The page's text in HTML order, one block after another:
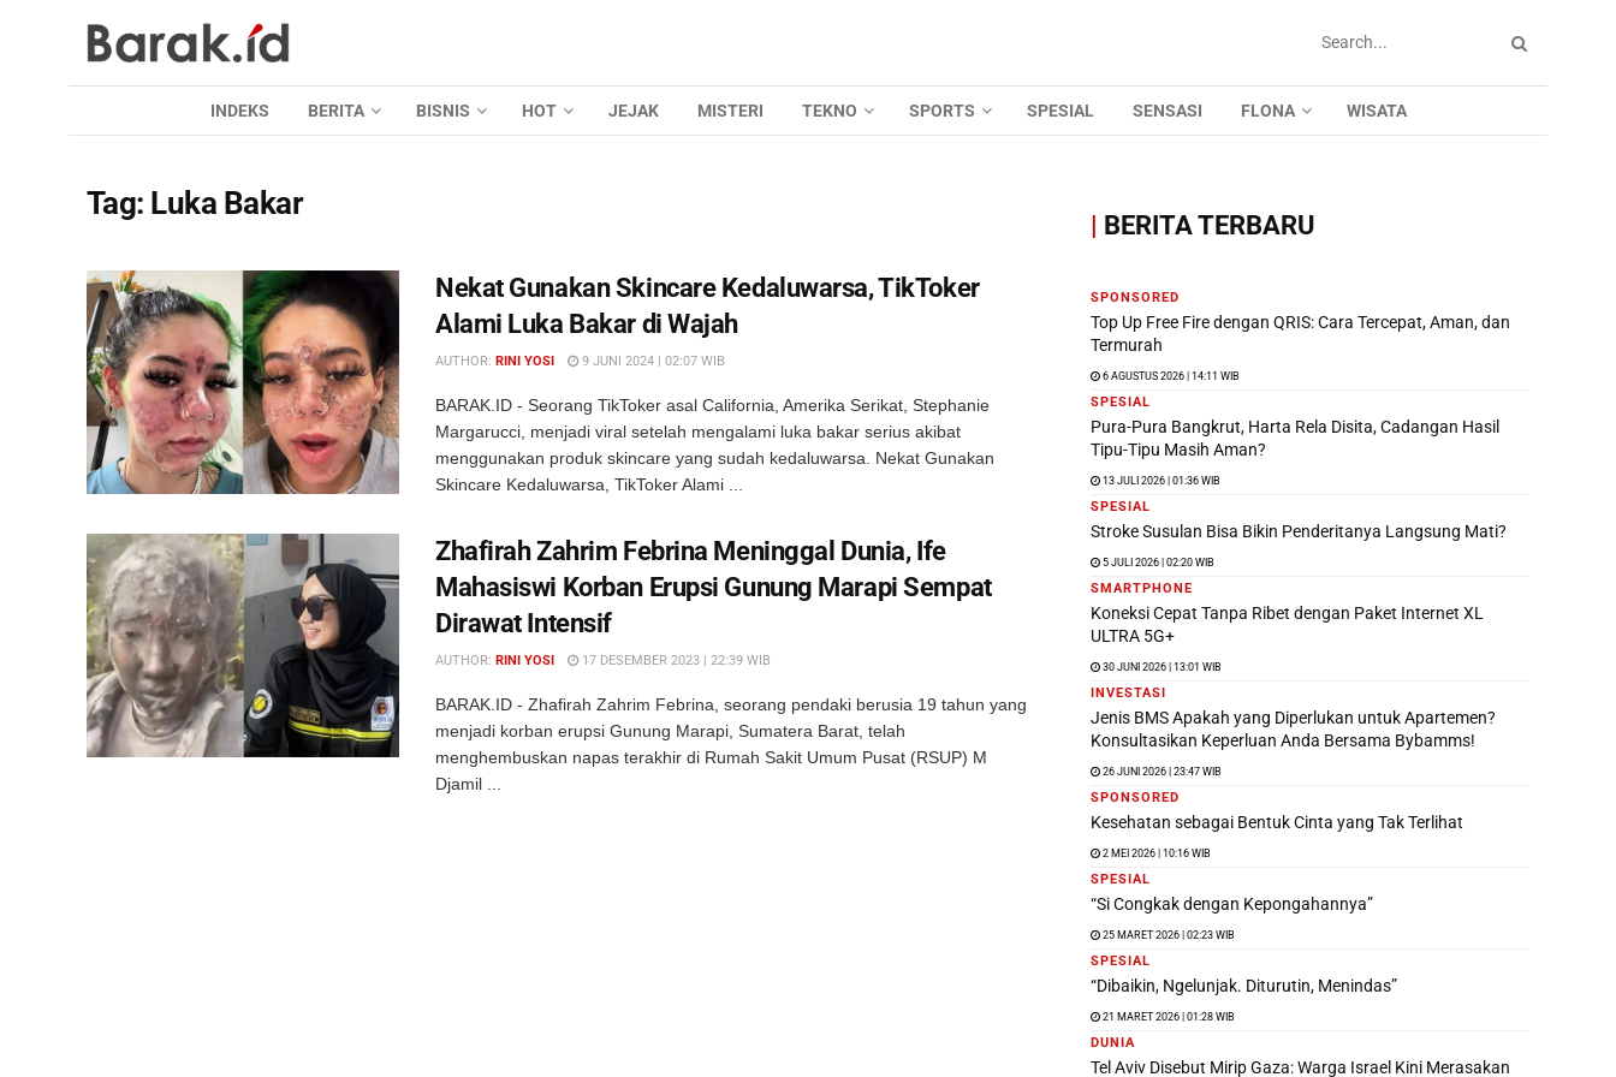
INDEKS BERITA BISNIS HOT JEJAK MISTERI TEKNO SPORTS SPESIAL SENSASI FLONA WISATA
Tag: Luka Bakar
Nekat Gunakan Skincare Kedaluwarsa, TikToker
Alami Luka Bakar di Wajah
AUTHOR: RINI YOSI 9 JUNI 2024 | 02:07 WIB
BARAK.ID - Seorang TikToker asal California, Amerika Serikat, Stephanie
Margarucci, menjadi viral setelah mengalami luka bakar serius akibat
menggunakan produk skincare yang sudah kedaluwarsa. Nekat Gunakan
Skincare Kedaluwarsa, TikToker Alami ...
Zhafirah Zahrim Febrina Meninggal Dunia, Ife
Mahasiswi Korban Erupsi Gunung Marapi Sempat
Dirawat Intensif
AUTHOR: RINI YOSI 17 DESEMBER 2023 | 22:39 WIB
BARAK.ID - Zhafirah Zahrim Febrina, seorang pendaki berusia 19 tahun yang
menjadi korban erupsi Gunung Marapi, Sumatera Barat, telah
menghembuskan napas terakhir di Rumah Sakit Umum Pusat (RSUP) M
Djamil ...
| BERITA TERBARU
SPONSORED
Top Up Free Fire dengan QRIS: Cara Tercepat, Aman, dan
Termurah
6 AGUSTUS 2026 | 14:11 WIB
SPESIAL
Pura-Pura Bangkrut, Harta Rela Disita, Cadangan Hasil
Tipu-Tipu Masih Aman?
13 JULI 2026 | 01:36 WIB
SPESIAL
Stroke Susulan Bisa Bikin Penderitanya Langsung Mati?
5 JULI 2026 | 02:20 WIB
SMARTPHONE
Koneksi Cepat Tanpa Ribet dengan Paket Internet XL
ULTRA 5G+
30 JUNI 2026 | 13:01 WIB
INVESTASI
Jenis BMS Apakah yang Diperlukan untuk Apartemen?
Konsultasikan Keperluan Anda Bersama Bybamms!
26 JUNI 2026 | 23:47 WIB
SPONSORED
Kesehatan sebagai Bentuk Cinta yang Tak Terlihat
2 MEI 2026 | 10:16 WIB
SPESIAL
“Si Congkak dengan Kepongahannya”
25 MARET 2026 | 02:23 WIB
SPESIAL
“Dibaikin, Ngelunjak. Diturutin, Menindas”
21 MARET 2026 | 01:28 WIB
DUNIA
Tel Aviv Disebut Mirip Gaza: Warga Israel Kini Merasakan